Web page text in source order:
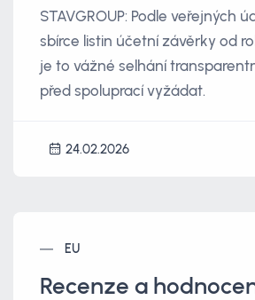
STAVGROUP: Podle veřejných
sbírce listin účetní závěrky od
je to vážné selhání
před spoluprací vyžádat.
24.02.2026
EU
Recenze a